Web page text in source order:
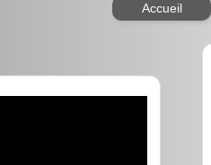
Accueil